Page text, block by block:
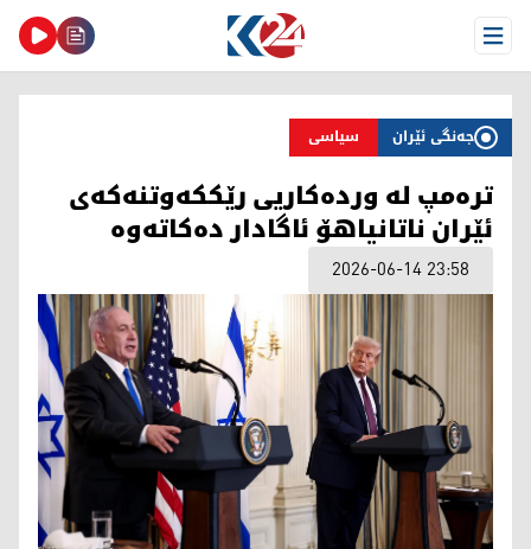
Open Menu
جەنگی ئێران سیاسی
ترەمپ لە وردەکاریی رێککەوتنەکەی
ئێران ناتانیاهۆ ئاگادار دەکاتەوە
2026-06-14 23:58